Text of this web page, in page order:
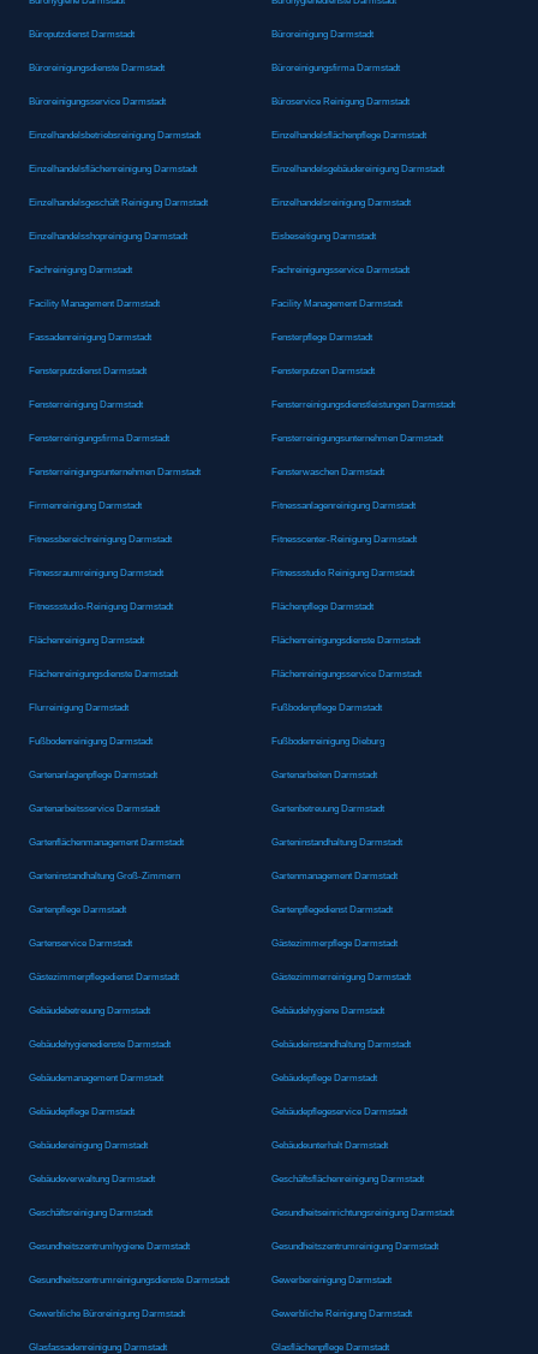
Büroputzdienst Darmstadt Büroreinigung Darmstadt
Büroreinigungsdienste Darmstadt Büroreinigungsfirma Darmstadt
Büroreinigungsservice Darmstadt Büroservice Reinigung Darmstadt
Einzelhandelsbetriebsreinigung Darmstadt Einzelhandelsflächenpflege Darmstadt
Einzelhandelsflächenreinigung Darmstadt Einzelhandelsgebäudereinigung Darmstadt
Einzelhandelsgeschäft Reinigung Darmstadt Einzelhandelsreinigung Darmstadt
Einzelhandelsshopreinigung Darmstadt Eisbeseitigung Darmstadt
Fachreinigung Darmstadt Fachreinigungsservice Darmstadt
Facility Management Darmstadt Facility Management Darmstadt
Fassadenreinigung Darmstadt Fensterpflege Darmstadt
Fensterputzdienst Darmstadt Fensterputzen Darmstadt
Fensterreinigung Darmstadt Fensterreinigungsdienstleistungen Darmstadt
Fensterreinigungsfirma Darmstadt Fensterreinigungsunternehmen Darmstadt
Fensterreinigungsunternehmen Darmstadt Fensterwaschen Darmstadt
Firmenreinigung Darmstadt Fitnessanlagenreinigung Darmstadt
Fitnessbereichreinigung Darmstadt Fitnesscenter-Reinigung Darmstadt
Fitnessraumreinigung Darmstadt Fitnessstudio Reinigung Darmstadt
Fitnessstudio-Reinigung Darmstadt Flächenpflege Darmstadt
Flächenreinigung Darmstadt Flächenreinigungsdienste Darmstadt
Flächenreinigungsdienste Darmstadt Flächenreinigungsservice Darmstadt
Flurreinigung Darmstadt Fußbodenpflege Darmstadt
Fußbodenreinigung Darmstadt Fußbodenreinigung Dieburg
Gartenanlagenpflege Darmstadt Gartenarbeiten Darmstadt
Gartenarbeitsservice Darmstadt Gartenbetreuung Darmstadt
Gartenflächenmanagement Darmstadt Garteninstandhaltung Darmstadt
Garteninstandhaltung Groß-Zimmern Gartenmanagement Darmstadt
Gartenpflege Darmstadt Gartenpflegedienst Darmstadt
Gartenservice Darmstadt Gästezimmerpflege Darmstadt
Gästezimmerpflegedienst Darmstadt Gästezimmerreinigung Darmstadt
Gebäudebetreuung Darmstadt Gebäudehygiene Darmstadt
Gebäudehygienedienste Darmstadt Gebäudeinstandhaltung Darmstadt
Gebäudemanagement Darmstadt Gebäudepflege Darmstadt
Gebäudepflege Darmstadt Gebäudepflegeservice Darmstadt
Gebäudereinigung Darmstadt Gebäudeunterhalt Darmstadt
Gebäudeverwaltung Darmstadt Geschäftsflächenreinigung Darmstadt
Geschäftsreinigung Darmstadt Gesundheitseinrichtungsreinigung Darmstadt
Gesundheitszentrumhygiene Darmstadt Gesundheitszentrumreinigung Darmstadt
Gesundheitszentrumreinigungsdienste Darmstadt Gewerbereinigung Darmstadt
Gewerbliche Büroreinigung Darmstadt Gewerbliche Reinigung Darmstadt
Glasfassadenreinigung Darmstadt Glasflächenpflege Darmstadt